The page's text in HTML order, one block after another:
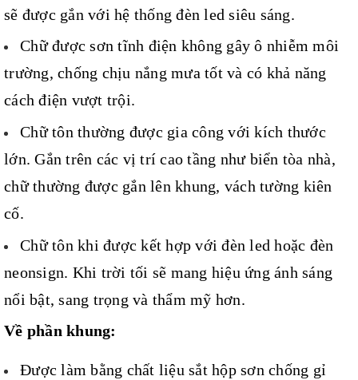
sẽ được gắn với hệ thống đèn led siêu sáng.
Chữ được sơn tĩnh điện không gây ô nhiễm môi
trường, chống chịu nắng mưa tốt và có khả năng
cách điện vượt trội.
Chữ tôn thường được gia công với kích thước
lớn. Gắn trên các vị trí cao tầng như biển tòa nhà,
chữ thường được gắn lên khung, vách tường kiên
cố.
Chữ tôn khi được kết hợp với đèn led hoặc đèn
neonsign. Khi trời tối sẽ mang hiệu ứng ánh sáng
nổi bật, sang trọng và thẩm mỹ hơn.
Về phần khung:
Được làm bằng chất liệu sắt hộp sơn chống gỉ